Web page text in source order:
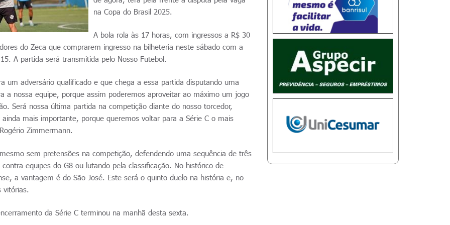
na Copa do Brasil 2025.
A bola rola às 17 horas, com ingressos a R$ 30
do Zeca que comprarem ingresso na bilheteria neste sábado com a
A partida será transmitida pelo Nosso Futebol.
um adversário qualificado e que chega a essa partida disputando uma
a nossa equipe, porque assim poderemos aproveitar ao máximo um jogo
Será nossa última partida na competição diante do nosso torcedor,
mais importante, porque queremos voltar para a Série C o mais
Zimmermann.
sem pretensões na competição, defendendo uma sequência de três
equipes do G8 ou lutando pela classificação. No histórico de
a vantagem é do São José. Este será o quinto duelo na história e, no
vitórias.
da Série C terminou na manhã desta sexta.